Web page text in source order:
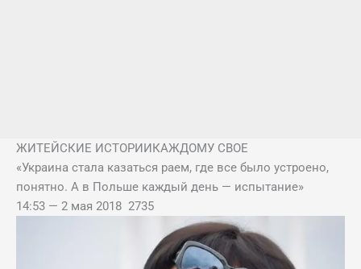
ЖИТЕЙСКИЕ ИСТОРИИКАЖДОМУ СВОЕ
«Украина стала казаться раем, где все было устроено,
понятно. А в Польше каждый день — испытание»
14:53 — 2 мая 2018 2735